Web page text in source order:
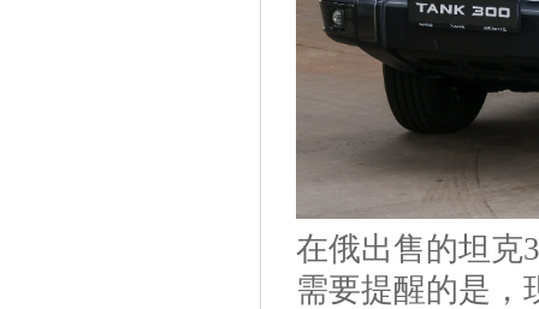
在俄出售的坦克
需要提醒的是，